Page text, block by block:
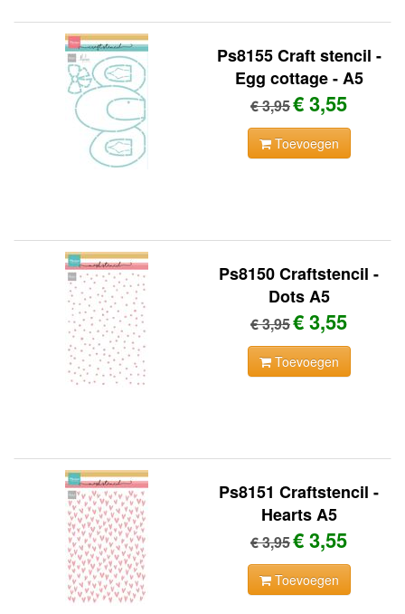
Ps8155 Craft stencil -
Egg cottage - A5
€ 3,95€ 3,55
Toevoegen
Ps8150 Craftstencil -
Dots A5
€ 3,95€ 3,55
Toevoegen
Ps8151 Craftstencil -
Hearts A5
€ 3,95€ 3,55
Toevoegen